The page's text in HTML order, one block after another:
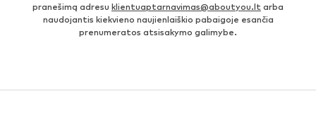
pranešimą adresu klientuaptarnavimas@aboutyou.lt arba
naudojantis kiekvieno naujienlaiškio pabaigoje esančia
prenumeratos atsisakymo galimybe.